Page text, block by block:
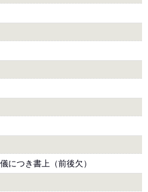
につき書上（前後欠）